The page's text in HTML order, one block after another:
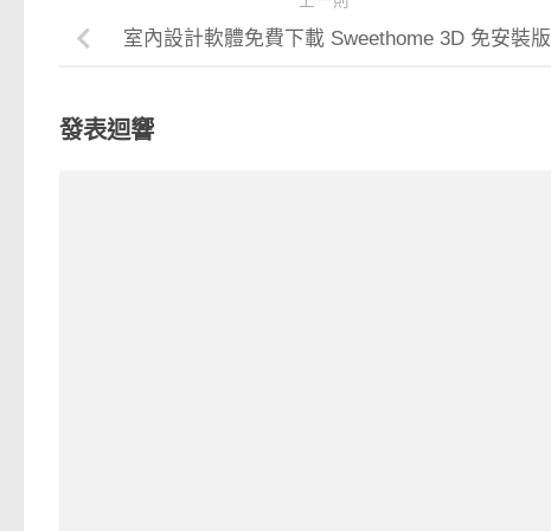
室內設計軟體免費下載 Sweethome 3D 免安裝版
發表迴響